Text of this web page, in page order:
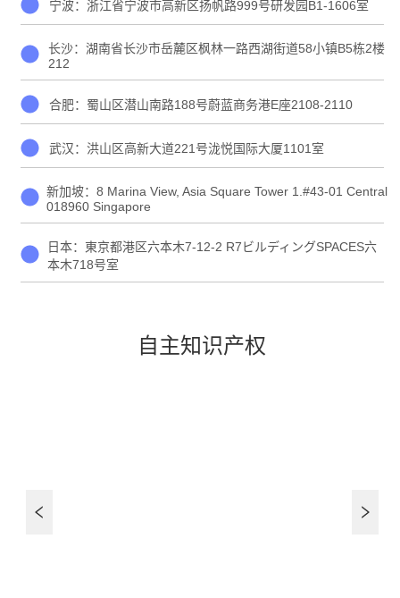
宁波：浙江省宁波市高新区扬帆路999号研发园B1-1606室
长沙：湖南省长沙市岳麓区枫林一路西湖街道58小镇B5栋2楼
212
合肥：蜀山区潜山南路188号蔚蓝商务港E座2108-2110
武汉：洪山区高新大道221号泷悦国际大厦1101室
新加坡：8 Marina View, Asia Square Tower 1.#43-01 Central
018960 Singapore
日本：東京都港区六本木7-12-2 R7ビルディングSPACES六
本木718号室
自主知识产权